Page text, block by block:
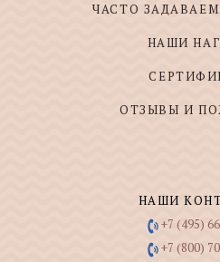
ЧАСТО
НАШИ
ОТЗЫВЫ И
НАШИ
+7 (495)
+7 (800)